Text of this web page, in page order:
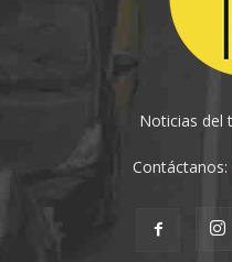
Noticias del
Contáctanos: